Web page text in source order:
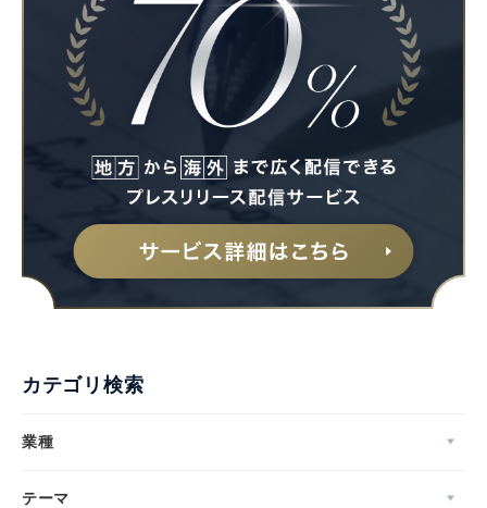
カテゴリ検索
業種
テーマ
Japanese
English